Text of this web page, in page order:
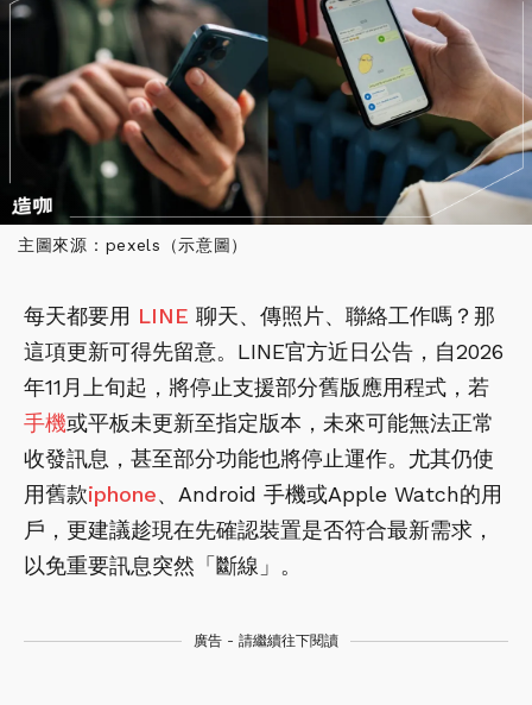
主圖來源：pexels（示意圖）
每天都要用 LINE 聊天、傳照片、聯絡工作嗎？那
這項更新可得先留意。LINE官方近日公告，自2026
年11月上旬起，將停止支援部分舊版應用程式，若
手機或平板未更新至指定版本，未來可能無法正常
收發訊息，甚至部分功能也將停止運作。尤其仍使
用舊款iphone、Android 手機或Apple Watch的用
戶，更建議趁現在先確認裝置是否符合最新需求，
以免重要訊息突然「斷線」。
廣告 - 請繼續往下閱讀